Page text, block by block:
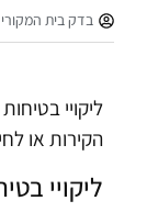
בדק בית המקורי
ליקויי
הקירות או
ליקויי